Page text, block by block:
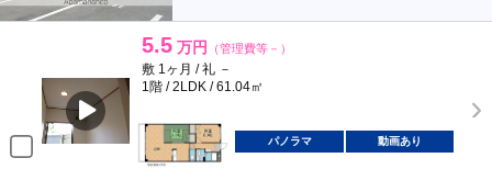
5.5 万円 （管理費等－）
敷 1ヶ月 / 礼 －
1階 / 2LDK / 61.04㎡
パノラマ 動画あり